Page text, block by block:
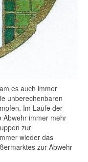
es auch immer
unberechenbaren
Im Laufe der
Abwehr immer mehr
zur
wieder das
zur Abwehr